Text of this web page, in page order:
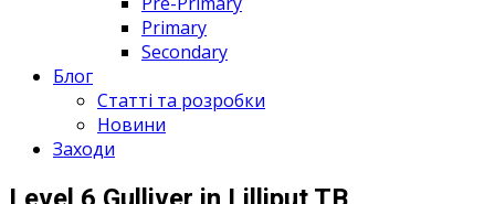
Primary
Secondary
Блог
Статті та розробки
Новини
Заходи